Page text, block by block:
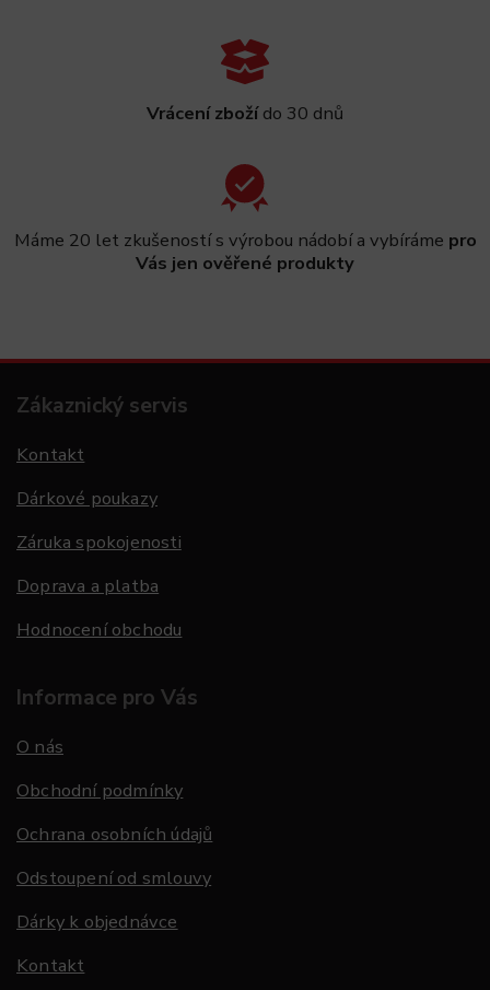
Vrácení zbožído 30 dnů
Máme 20 let zkušeností s výrobou nádobí a vybíráme pro
Vás jen ověřené produkty
Zákaznický servis
Kontakt
Dárkové poukazy
Záruka spokojenosti
Doprava a platba
Hodnocení obchodu
Informace pro Vás
O nás
Obchodní podmínky
Ochrana osobních údajů
Odstoupení od smlouvy
Dárky k objednávce
Kontakt